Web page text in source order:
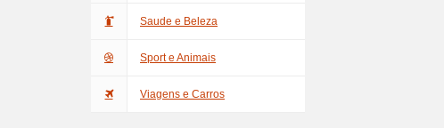
Saude e Beleza
Sport e Animais
Viagens e Carros